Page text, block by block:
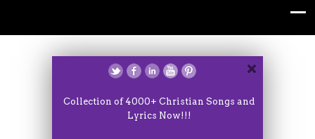
Collection of 4000+ Christian Songs and
Lyrics Now!!!